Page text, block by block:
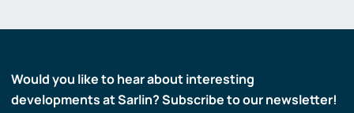
Would you like to hear about interesting
developments at Sarlin? Subscribe to our newsletter!